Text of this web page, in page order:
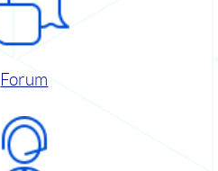
Forum